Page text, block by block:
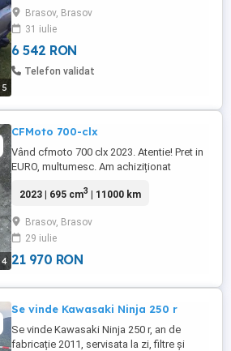
5
KM.4650 MODEL Souris! MOMENTAN NU
NECESITA NICI O INVESTITIE!!!
Înmatriculat !!Pe PRIMĂRIE! PRETUL SE
NEGOCIAZA LA FATA LOCULUI
Brasov, Brasov
31 iulie
6 542 RON
Telefon validat
4
CFMoto 700-clx
Vând cfmoto 700 clx 2023. Atentie! Pret in
EURO, multumesc. Am achiziționat
făcute la Moto24 Brașov, carte service +
sa modificată la MotoVis. Nu are absolut
nicio problemă Mă interesează schimburi
doar cu cruiser după ...
2023 | 695 cm3 | 11000 km
Brasov, Brasov
29 iulie
21 970 RON
Se vinde Kawasaki Ninja 250 r
Se vinde Kawasaki Ninja 250 r, an de
fabricație 2011, servisata la zi, filtre și